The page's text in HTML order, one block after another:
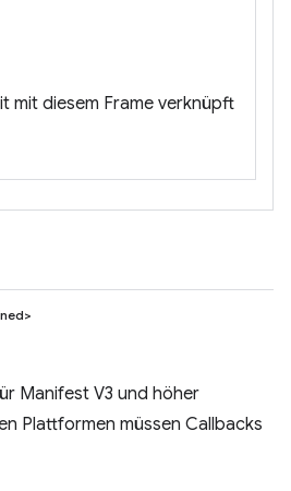
mit diesem Frame verknüpft
Manifest V3 und höher
Plattformen müssen Callbacks